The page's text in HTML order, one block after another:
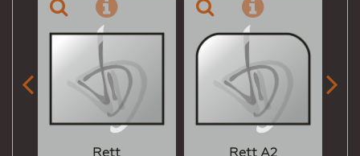
Rett Rett A2
 